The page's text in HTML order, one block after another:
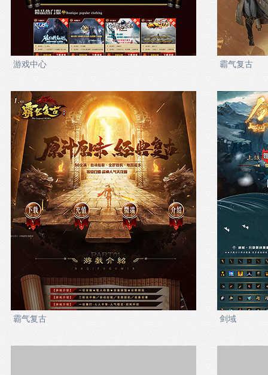
游戏中心 霸气复古
霸气复古 剑域